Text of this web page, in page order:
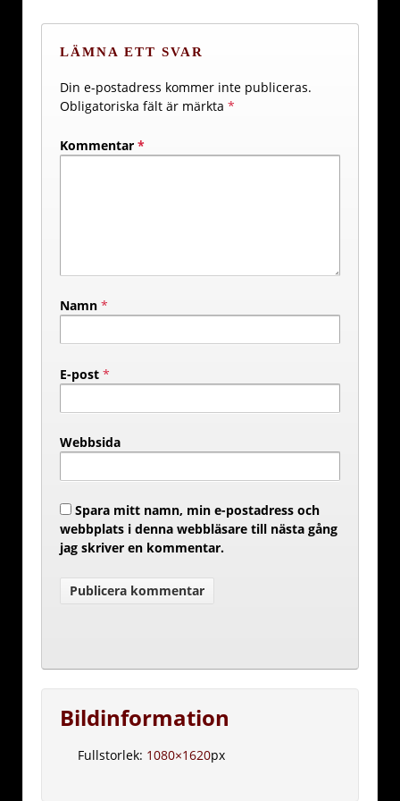
LÄMNA ETT SVAR
Din e-postadress kommer inte publiceras.
Obligatoriska fält är märkta *
Kommentar *
Namn *
E-post *
Webbsida
Spara mitt namn, min e-postadress och
webbplats i denna webbläsare till nästa gång
jag skriver en kommentar.
Bildinformation
Fullstorlek: 1080×1620px